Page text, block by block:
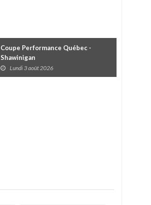
Coupe Performance Québec -
Shawinigan
Lundi 3 août 2026